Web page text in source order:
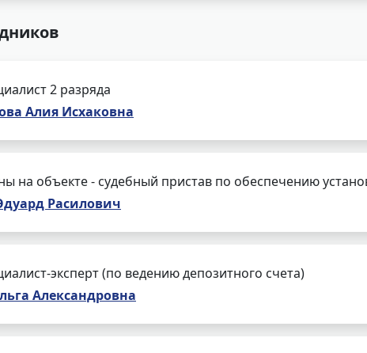
2 разряда
Алия Исхаковна
на объекте - судебный пристав по обеспечению
Расилович
эксперт (по ведению депозитного счета)
Александровна